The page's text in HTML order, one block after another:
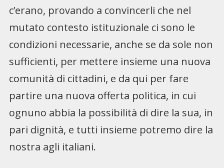
c’erano, provando a convincerli che nel
mutato contesto istituzionale ci sono le
condizioni necessarie, anche se da sole non
sufficienti, per mettere insieme una nuova
comunità di cittadini, e da qui per fare
partire una nuova offerta politica, in cui
ognuno abbia la possibilità di dire la sua, in
pari dignità, e tutti insieme potremo dire la
nostra agli italiani.